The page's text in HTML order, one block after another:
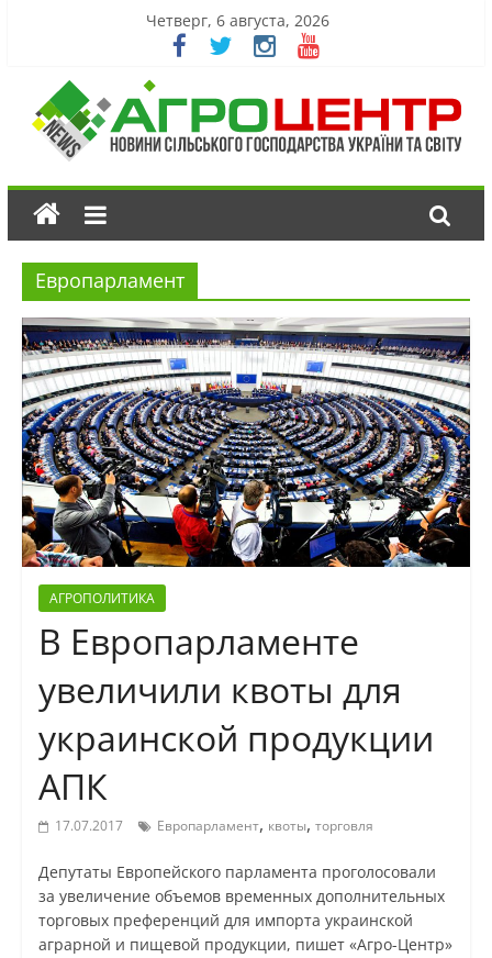
Четверг, 6 августа, 2026
Европарламент
АГРОПОЛИТИКА
В Европарламенте
увеличили квоты для
украинской продукции
АПК
17.07.2017 Европарламент, квоты, торговля
Депутаты Европейского парламента проголосовали
за увеличение объемов временных дополнительных
торговых преференций для импорта украинской
аграрной и пищевой продукции, пишет «Агро-Центр»